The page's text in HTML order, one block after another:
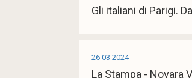
Gli italiani di Parigi.
26-03-2024
La Stampa - Novara